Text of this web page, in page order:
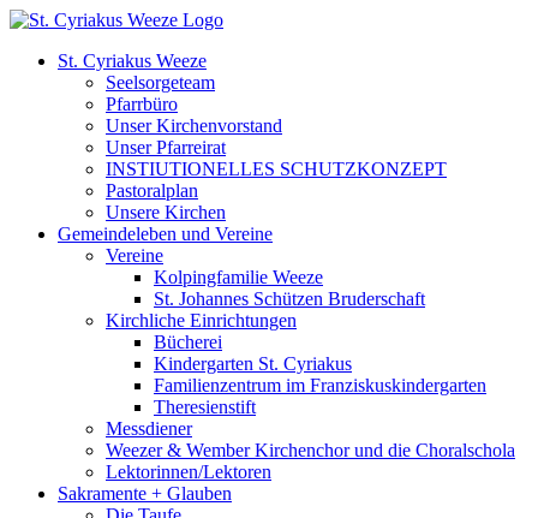
Zum
springenSt. Cyriakus Weeze
Seelsorgeteam
Pfarrbüro
Unser Kirchenvorstand
Unser Pfarreirat
INSTIUTIONELLES SCHUTZKONZEPT
Pastoralplan
Unsere Kirchen
Gemeindeleben und Vereine
Vereine
Kolpingfamilie Weeze
St. Johannes Schützen Bruderschaft
Kirchliche Einrichtungen
Bücherei
Kindergarten St. Cyriakus
Familienzentrum im Franziskuskindergarten
Theresienstift
Messdiener
Weezer & Wember Kirchenchor und die Choralschola
Lektorinnen/Lektoren
Sakramente + Glauben